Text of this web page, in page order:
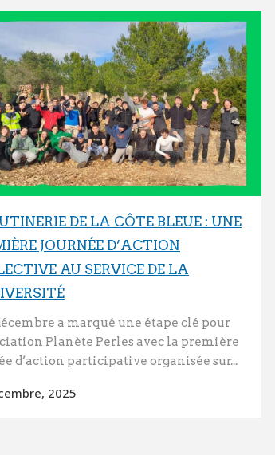
DE LA CÔTE BLEUE : UNE
JOURNÉE D’ACTION
AU SERVICE DE LA
a marqué une étape clé pour
Planète Perles avec la première
d’action participative organisée sur...
2025